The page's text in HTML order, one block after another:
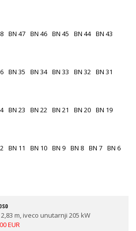
BN 47 BN 46 BN 45 BN 44 BN 43
BN 35 BN 34 BN 33 BN 32 BN 31
BN 23 BN 22 BN 21 BN 20 BN 19
BN 11 BN 10 BN 9 BN 8 BN 7 BN 6
2,83 m, iveco unutarnji 205 kW
EUR